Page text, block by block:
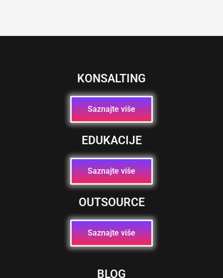
KONSALTING
Saznajte više
EDUKACIJE
Saznajte više
OUTSOURCE
Saznajte više
BLOG